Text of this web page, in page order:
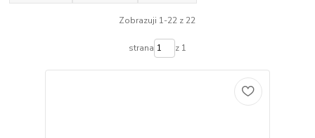
Zobrazuji 1-22 z 22
strana z 1